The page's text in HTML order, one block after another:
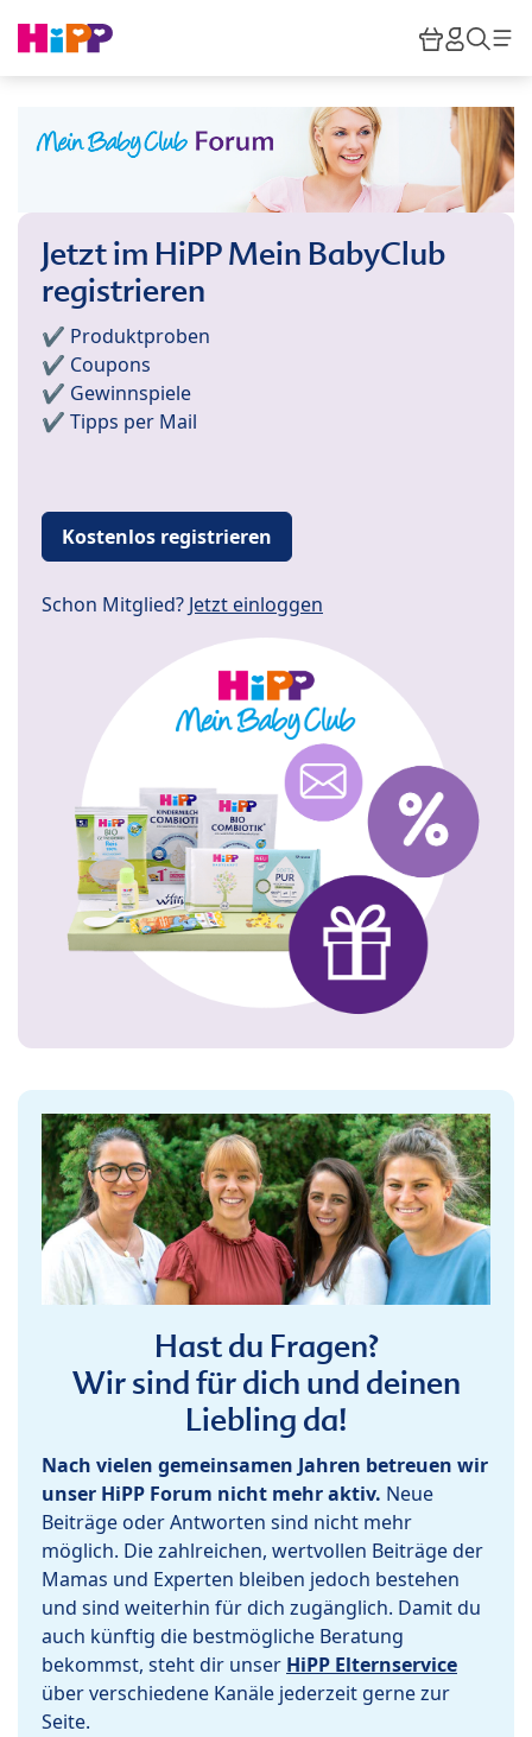
HiPP
Jetzt im HiPP Mein BabyClub
registrieren
✔️ Produktproben
✔️ Coupons
✔️ Gewinnspiele
✔️ Tipps per Mail
Kostenlos registrieren
Schon Mitglied? Jetzt einloggen
Hast du Fragen?
Wir sind für dich und deinen
Liebling da!
Nach vielen gemeinsamen Jahren betreuen wir
unser HiPP Forum nicht mehr aktiv. Neue
Beiträge oder Antworten sind nicht mehr
möglich. Die zahlreichen, wertvollen Beiträge der
Mamas und Experten bleiben jedoch bestehen
und sind weiterhin für dich zugänglich. Damit du
auch künftig die bestmögliche Beratung
bekommst, steht dir unser HiPP Elternservice
über verschiedene Kanäle jederzeit gerne zur
Seite.